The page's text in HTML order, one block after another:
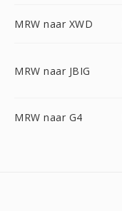
MRW naar XWD
MRW naar JBIG
MRW naar G4